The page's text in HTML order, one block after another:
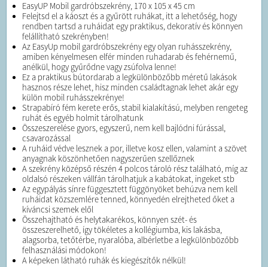
EasyUP Mobil gardróbszekrény, 170 x 105 x 45 cm
Felejtsd el a káoszt és a gyűrött ruhákat, itt a lehetőség, hogy
rendben tartsd a ruháidat egy praktikus, dekoratív és könnyen
felállítható szekrényben!
Az EasyUp mobil gardróbszekrény egy olyan ruhásszekrény,
amiben kényelmesen elfér minden ruhadarab és fehérnemű,
anélkül, hogy gyűrődne vagy zsúfolva lenne!
Ez a praktikus bútordarab a legkülönbözőbb méretű lakások
hasznos része lehet, hisz minden családtagnak lehet akár egy
külön mobil ruhásszekrénye!
Strapabíró fém kerete erős, stabil kialakítású, melyben rengeteg
ruhát és egyéb holmit tárolhatunk
Összeszerelése gyors, egyszerű, nem kell bajlódni fúrással,​ ​
csavarozással
A ruháid védve lesznek a por, illetve kosz ellen, valamint a szövet
anyagnak köszönhetően nagyszerűen szellőznek
A szekrény ​középső részén ​4​ polc​os​ tároló rész található, ​míg az
oldal​só részeken​ vállfán tárolhatjuk a kabátokat, ingeket stb
Az egypályás sínre függesztett függönyöket behúzva nem kell
ruháidat közszemlére tenned, könnyedén elrejtheted őket a
kíváncsi szemek elől ​​
Összehajtható és helytakarékos, könnyen szét- és
összeszerelhető, így tökéletes a kollégiumba, kis lakásba, ​
alagsorba, tetőtérbe, ​nyaralóba, albérletbe a legkülönbözőbb
felhasználási módokon!​
A képeken látható ruhák és kiegészítők nélkül!